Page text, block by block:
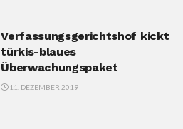
Verfassungsgerichtshof kickt
türkis-blaues
Überwachungspaket
11. DEZEMBER 2019